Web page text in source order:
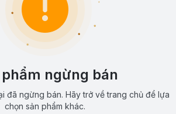
phẩm ngừng bán
đã ngừng bán. Hãy trở về trang chủ để lựa
chọn sản phẩm khác.